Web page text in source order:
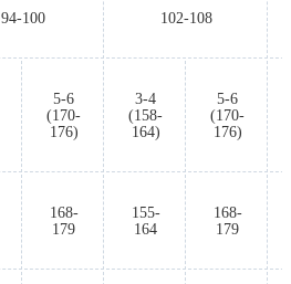
94-100 102-108
5-6
(170-
176)
3-4
(158-
164)
5-6
(170-
176)
168-
179
155-
164
168-
179